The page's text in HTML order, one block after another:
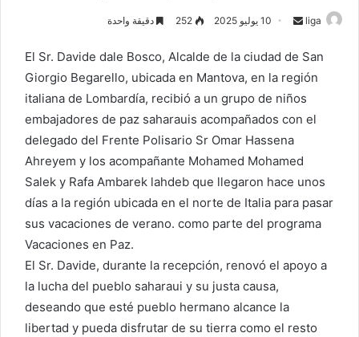
liga
n
d
a
n
e
m
10 يوليو 2025 252 دقيقة واحدة
El Sr. Davide dale Bosco, Alcalde de la ciudad de San
Giorgio Begarello, ubicada en Mantova, en la región
italiana de Lombardía, recibió a un grupo de niños
embajadores de paz saharauis acompañados con el
delegado del Frente Polisario Sr Omar Hassena
Ahreyem y los acompañante Mohamed Mohamed
Salek y Rafa Ambarek lahdeb que llegaron hace unos
días a la región ubicada en el norte de Italia para pasar
sus vacaciones de verano. como parte del programa
Vacaciones en Paz.
El Sr. Davide, durante la recepción, renovó el apoyo a
la lucha del pueblo saharaui y su justa causa,
deseando que esté pueblo hermano alcance la
libertad y pueda disfrutar de su tierra como el resto